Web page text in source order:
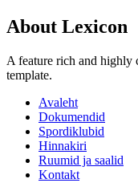
About Lexicon
A feature rich and highly
template.
Avaleht
Dokumendid
Spordiklubid
Hinnakiri
Ruumid ja saalid
Kontakt